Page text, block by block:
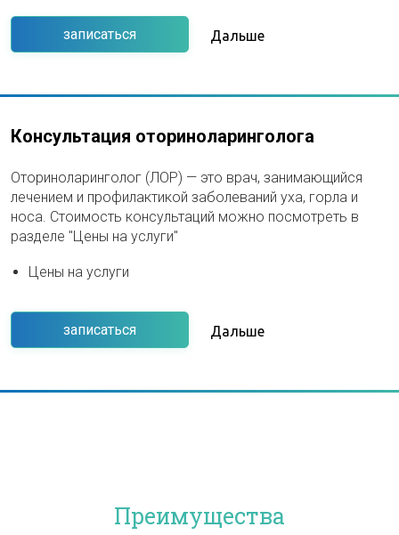
записаться Дальше
Консультация оториноларинголога
Оториноларинголог (ЛОР) — это врач, занимающийся
лечением и профилактикой заболеваний уха, горла и
носа. Стоимость консультаций можно посмотреть в
разделе "Цены на услуги"
Цены на услуги
записаться Дальше
Преимущества